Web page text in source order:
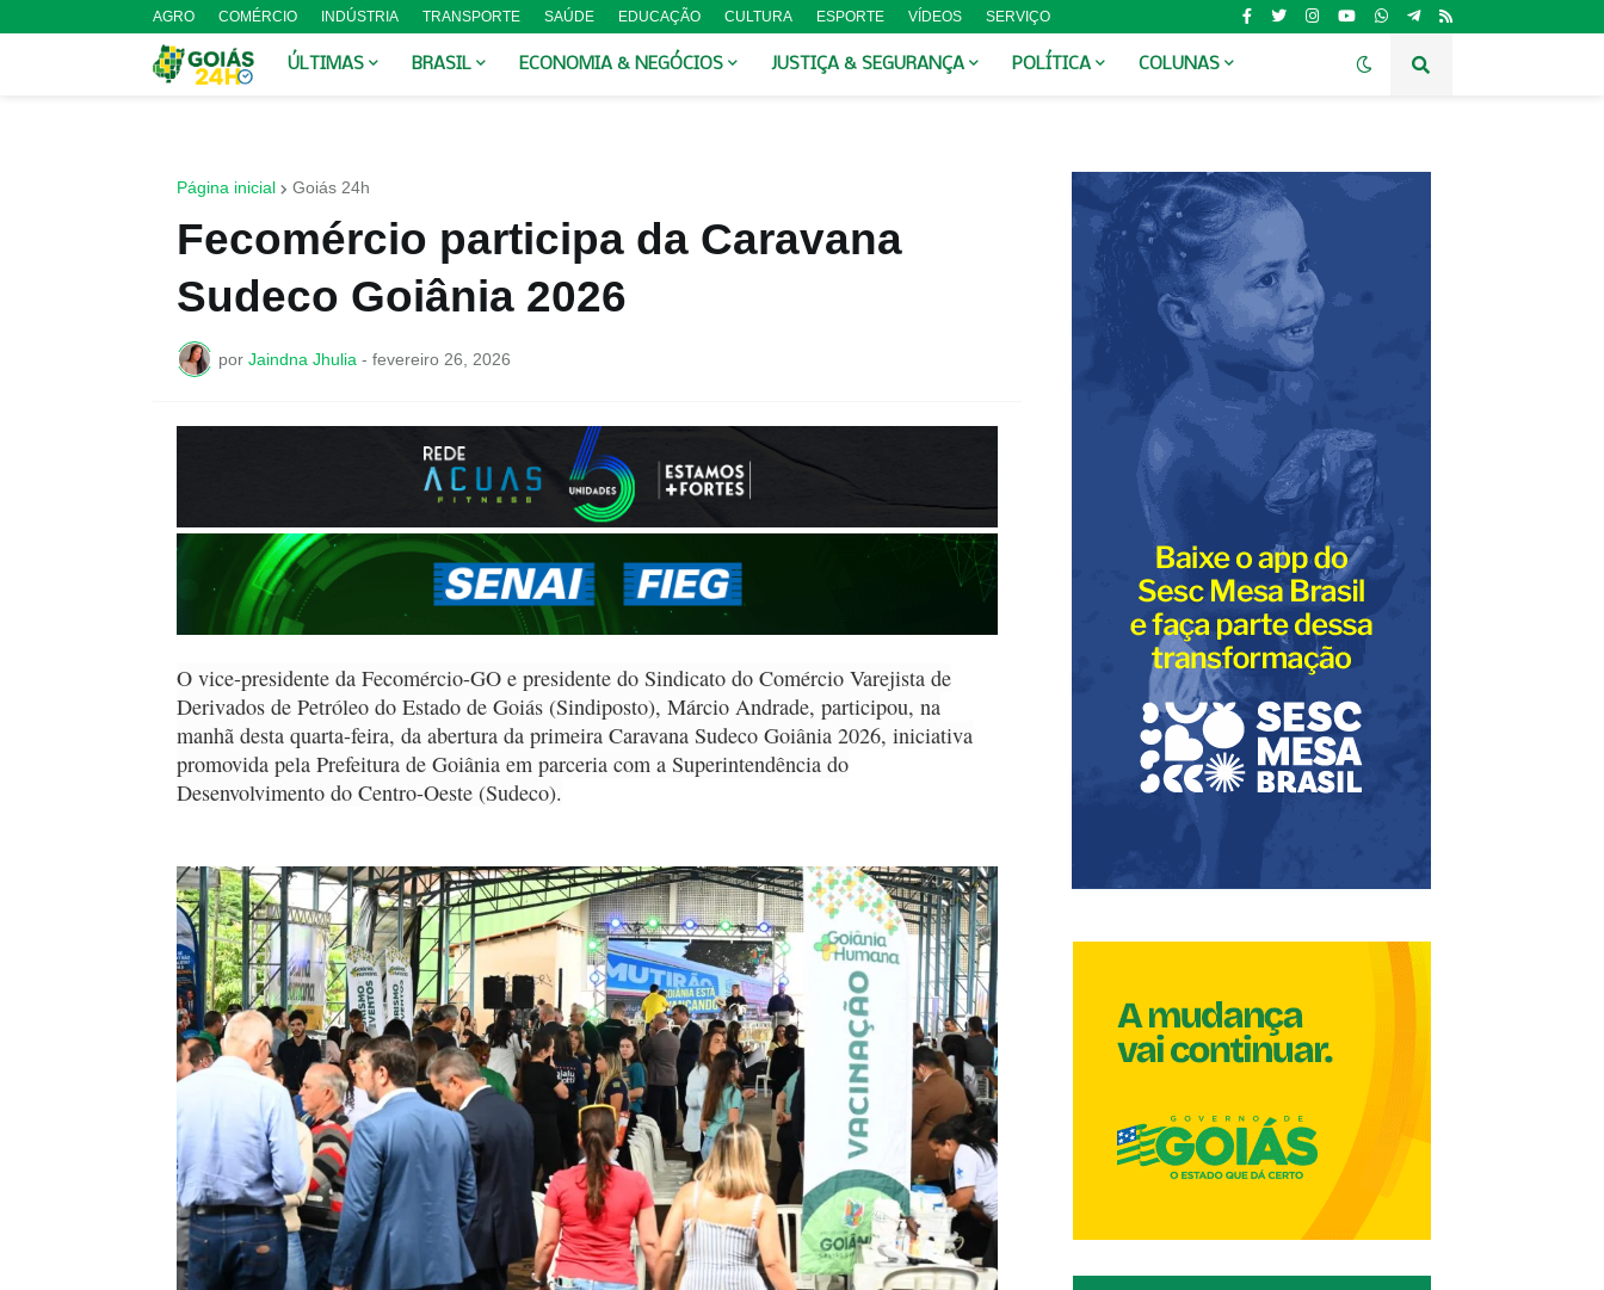
AGRO COMÉRCIO INDÚSTRIA TRANSPORTE SAÚDE EDUCAÇÃO CULTURA ESPORTE VÍDEOS SERVIÇO
ÚLTIMAS BRASIL ECONOMIA & NEGÓCIOS JUSTIÇA & SEGURANÇA POLÍTICA COLUNAS
Página inicial Goiás 24h
Fecomércio participa da Caravana
Sudeco Goiânia 2026
por Jaindna Jhulia - fevereiro 26, 2026
O vice-presidente da Fecomércio-GO e presidente do Sindicato do Comércio Varejista de
Derivados de Petróleo do Estado de Goiás (Sindiposto), Márcio Andrade, participou, na
manhã desta quarta-feira, da abertura da primeira Caravana Sudeco Goiânia 2026, iniciativa
promovida pela Prefeitura de Goiânia em parceria com a Superintendência do
Desenvolvimento do Centro-Oeste (Sudeco).